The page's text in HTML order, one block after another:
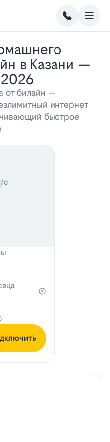
в Казани —
от билайн —
интернет
быстрое
с